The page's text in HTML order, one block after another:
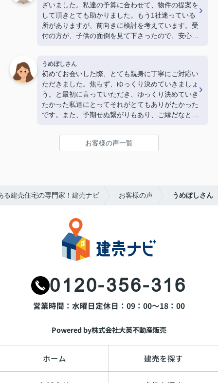
ざいました。私達の予算に合わせて、物件の提案を
して頂きとても助かりました。もう1社迷っている
所がありますが、前向きに検討を考えています。受
付の方が、子供の面倒を見て下さったので、安心し
うめぼしさん
初めてお会いした際、とても親身に丁寧にご対応い
ただきました。焦らず、ゆっくり決めていきましょ
う。と最初に言っていただき、ゆっくり決めていき
たかった私達にとってそれがとてもありがたかった
です。また、予期せぬ繋がりもあり、ご縁だなと感
ただき、本当にありがとうございました。(20代・
お客様の声一覧
る建売住宅の専門家！建売ナビ お客様の声 うめぼしさん
0120-356-316
営業時間：水曜日定休日：09：00～18：00
Powered by株式会社大英不動産販売
ホーム 建売を探す